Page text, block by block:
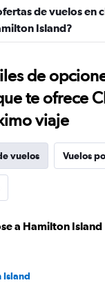
de vuelos en
Island?
de
te ofrece
viaje
vuelos Vuelos
a Hamilton Island
Island